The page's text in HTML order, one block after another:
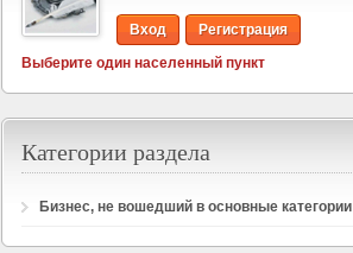
Вход
Регистрация
Выберите один населенный пункт
Категории раздела
Бизнес, не вошедший в основные категории